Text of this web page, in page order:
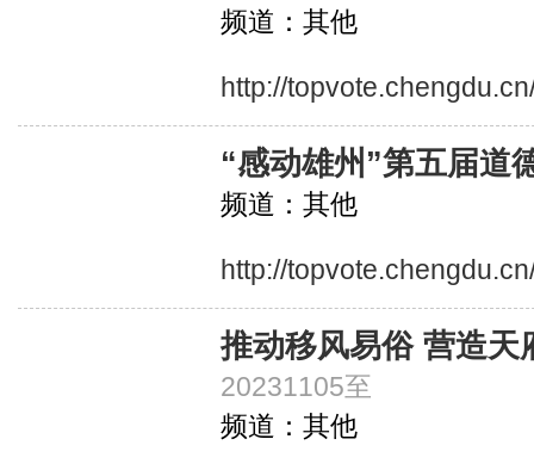
频道：其他
http://
“感动雄州”第五届道
频道：其他
http://
推动移风易俗 营造天
20231105至
频道：其他